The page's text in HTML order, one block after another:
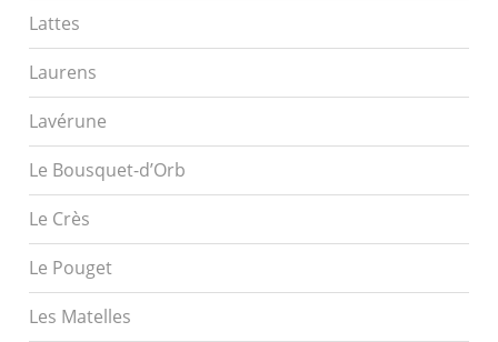
Lattes
Laurens
Lavérune
Le Bousquet-d’Orb
Le Crès
Le Pouget
Les Matelles